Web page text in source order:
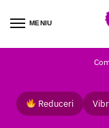
MENIU
Reduceri